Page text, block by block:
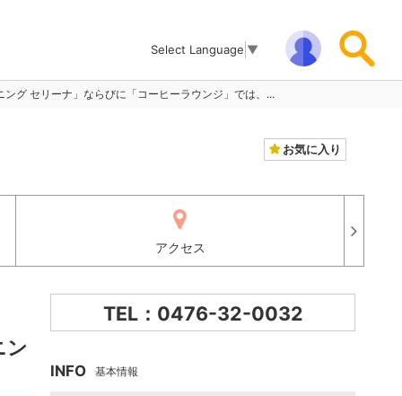
Select Language ▼
グ セリーナ」ならびに「コーヒーラウンジ」では、...
お気に入り
アクセス
ン
TEL：0476-32-0032
INFO 基本情報